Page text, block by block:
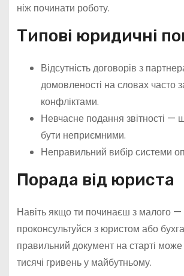
ніж починати роботу.
Типові юридичні
Відсутність договорів з
домовленості на словах часто
конфліктами.
Невчасне подання звітності
бути неприємними.
Неправильний вибір системи
Порада від юриста
Навіть якщо ти починаєш з малого —
проконсультуйся з юристом або
правильний документ на старті
тисячі гривень у майбутньому.